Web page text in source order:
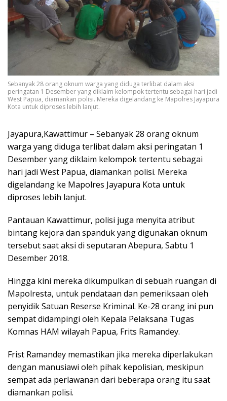
Sebanyak 28 orang oknum warga yang diduga terlibat dalam aksi
peringatan 1 Desember yang diklaim kelompok tertentu sebagai hari jadi
West Papua, diamankan polisi. Mereka digelandang ke Mapolres Jayapura
Kota untuk diproses lebih lanjut.
Jayapura,Kawattimur – Sebanyak 28 orang oknum
warga yang diduga terlibat dalam aksi peringatan 1
Desember yang diklaim kelompok tertentu sebagai
hari jadi West Papua, diamankan polisi. Mereka
digelandang ke Mapolres Jayapura Kota untuk
diproses lebih lanjut.
Pantauan Kawattimur, polisi juga menyita atribut
bintang kejora dan spanduk yang digunakan oknum
tersebut saat aksi di seputaran Abepura, Sabtu 1
Desember 2018.
Hingga kini mereka dikumpulkan di sebuah ruangan di
Mapolresta, untuk pendataan dan pemeriksaan oleh
penyidik Satuan Reserse Kriminal. Ke-28 orang ini pun
sempat didampingi oleh Kepala Pelaksana Tugas
Komnas HAM wilayah Papua, Frits Ramandey.
Frist Ramandey memastikan jika mereka diperlakukan
dengan manusiawi oleh pihak kepolisian, meskipun
sempat ada perlawanan dari beberapa orang itu saat
diamankan polisi.